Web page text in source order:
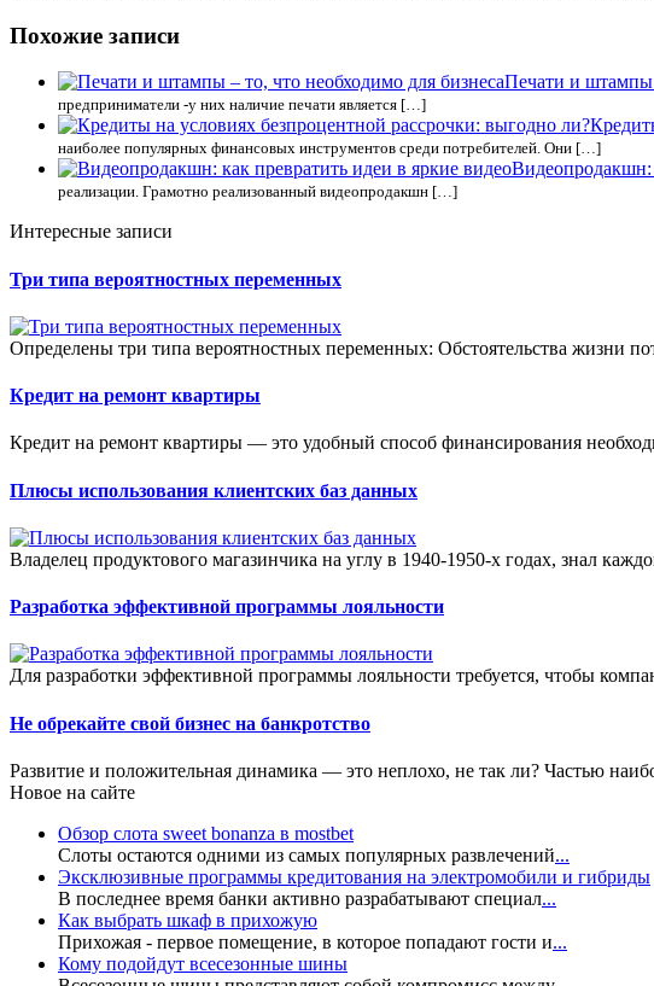
Похожие записи
Печати и штампы
предприниматели -у них наличие печати является […]
наиболее популярных финансовых инструментов среди потребителей. Они […]
Видеопродакшн:
реализации. Грамотно реализованный видеопродакшн […]
Интересные записи
Три типа вероятностных переменных
Определены три типа вероятностных переменных: Обстоятельства жизни
Кредит на ремонт квартиры
Кредит на ремонт квартиры — это удобный способ финансирования
Плюсы использования клиентских баз данных
Владелец продуктового магазинчика на углу в 1940-1950-х годах, знал
Разработка эффективной программы лояльности
Для разработки эффективной программы лояльности требуется, чтобы
Не обрекайте свой бизнес на банкротство
Развитие и положительная динамика — это неплохо, не так ли? Частью
Новое на сайте
Обзор слота sweet bonanza в mostbet
Слоты остаются одними из самых популярных развлечений...
Эксклюзивные программы кредитования на электромобили и гибриды
В последнее время банки активно разрабатывают специал...
Как выбрать шкаф в прихожую
Прихожая - первое помещение, в которое попадают гости и...
Кому подойдут всесезонные шины